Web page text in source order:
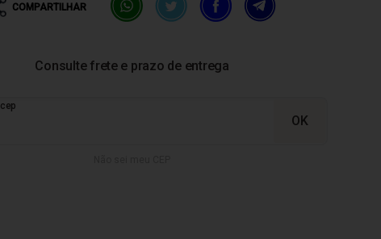
COMPARTILHAR